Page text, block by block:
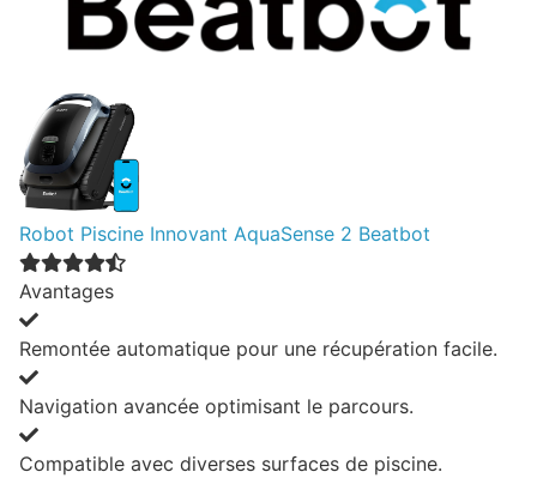
Robot Piscine Innovant AquaSense 2 Beatbot
Avantages
Remontée automatique pour une récupération facile.
Navigation avancée optimisant le parcours.
Compatible avec diverses surfaces de piscine.